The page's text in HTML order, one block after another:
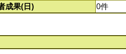
成果(日)
0件